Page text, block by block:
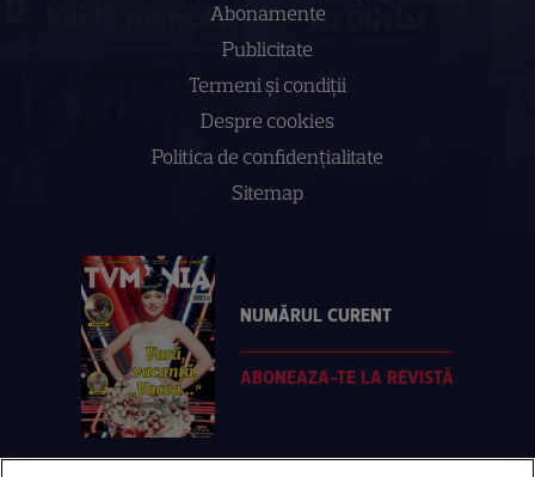
Abonamente
Publicitate
Termeni și condiții
Despre cookies
Politica de confidenţialitate
Sitemap
NUMĂRUL CURENT
ABONEAZA-TE LA REVISTĂ